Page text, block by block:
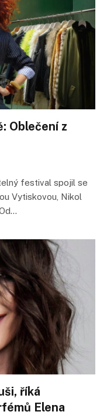
Oblečení z
festival spojil se
Vytiskovou, Nikol
říká
Elena